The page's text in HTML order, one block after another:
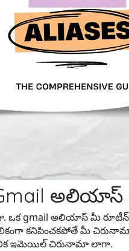
అలియాస్
ఒక gmail అలియాస్ మీ
కనిపించకపోతే మీ చిరునామా
ఇమెయిల్ చిరునామా లాగా.